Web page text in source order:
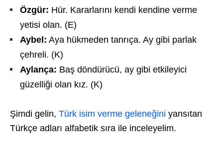
Özgür: Hür. Kararlarını kendi kendine verme
yetisi olan. (E)
Aybel: Aya hükmeden tanrıça. Ay gibi parlak
çehreli. (K)
Aylança: Baş döndürücü, ay gibi etkileyici
güzelliği olan kız. (K)
Şimdi gelin, Türk isim verme geleneğini yansıtan
Türkçe adları alfabetik sıra ile inceleyelim.